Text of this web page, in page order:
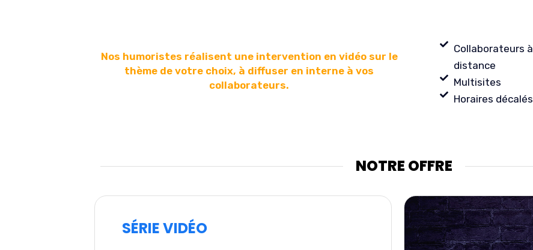
Nos humoristes réalisent une intervention en vidéo sur le
thème de votre choix, à diffuser en interne à vos
collaborateurs.
Collaborateurs à
distance
Multisites
Horaires décalés
NOTRE OFFRE
SÉRIE VIDÉO